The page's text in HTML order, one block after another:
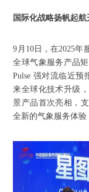
国际化战略扬帆起
9月10日，在2025年
全球气象服务产品
Pulse 强对流临近预
来全球化技术升级
景产品首次亮相，
全新的气象服务体验